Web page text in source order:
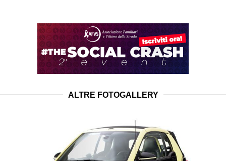
ALTRE FOTOGALLERY